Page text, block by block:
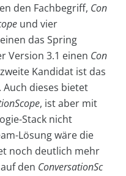
den Fachbegriff, Con
und vier
das Spring
Version 3.1 einen Con
Kandidat ist das
Auch dieses bietet
, ist aber mit
Stack nicht
Lösung wäre die
noch deutlich mehr
den ConversationSc